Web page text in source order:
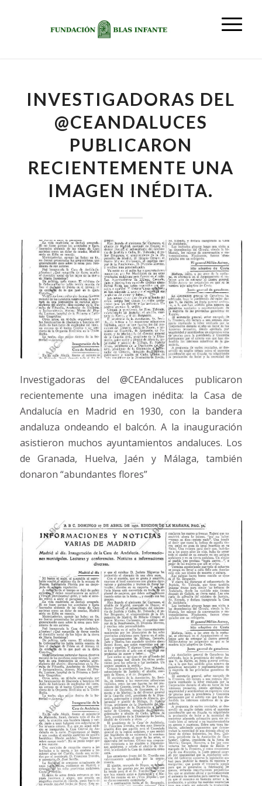
INVESTIGADORAS DEL
@CEANDALUCES
PUBLICARON
RECIENTEMENTE UNA
IMAGEN INÉDITA.
Investigadoras del @CEAndaluces publicaron
recientemente una imagen inédita: la Casa de
Andalucía en Madrid en 1930, con la bandera
andaluza ondeando el balcón. A la inauguración
asistieron muchos ayuntamientos andaluces. Los
de Granada, Huelva, Jaén y Málaga, también
donaron “abundantes flores”